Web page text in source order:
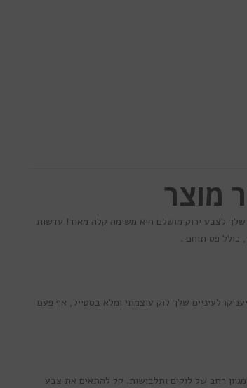
שלך לצבע ירוק מושלם היא משימה קלה מאוד! עדשות
כולל פס תוחם .
לעיניים שלך לוק עוצמתי ומלא בסטייל, אף פעם
רחב של לוקים ותלבושות. קל להתאים את צבע